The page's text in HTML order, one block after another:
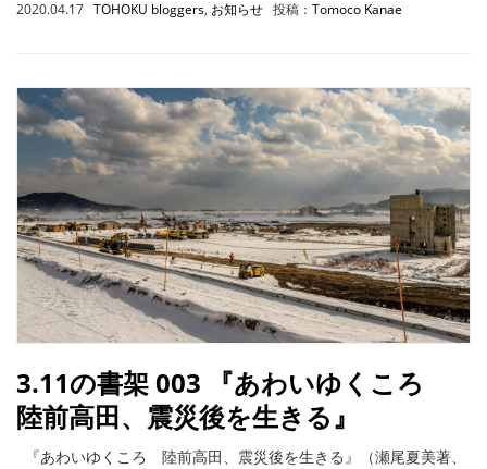
2020.04.17 TOHOKU bloggers, お知らせ 投稿： Tomoco Kanae
3.11の書架 003 『あわいゆくころ
陸前高田、震災後を生きる』
『あわいゆくころ 陸前高田、震災後を生きる』（瀬尾夏美著、